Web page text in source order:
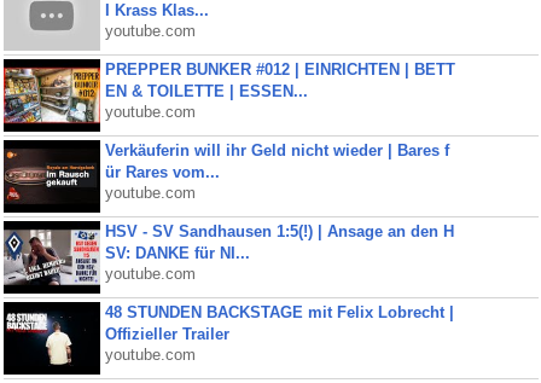
I Krass Klas...
youtube.com
PREPPER BUNKER #012 | EINRICHTEN | BETT
EN & TOILETTE | ESSEN...
youtube.com
Verkäuferin will ihr Geld nicht wieder | Bares f
ür Rares vom...
youtube.com
HSV - SV Sandhausen 1:5(!) | Ansage an den H
SV: DANKE für NI...
youtube.com
48 STUNDEN BACKSTAGE mit Felix Lobrecht |
Offizieller Trailer
youtube.com